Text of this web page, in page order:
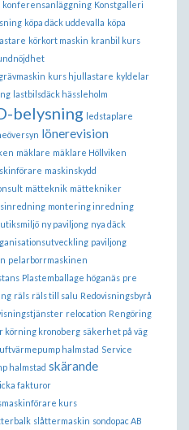
konferensanläggning Konstgalleri
köpa däck uddevalla köpa
körkort maskin kranbil kurs
kurs hjullastare kyldelar
lastbilsdäck hässleholm
belysning
ledstaplare
lönerevision
mäklare mäklare Höllviken
maskinskydd
mätteknik mättekniker
montering inredning
ny paviljong nya däck
paviljong
pelarborrmaskinen
Plastemballage höganäs pre
räls räls till salu Redovisningsbyrå
relocation Rengöring
körning kronoberg säkerhet på väg
halmstad Service
halmstad skärande
fakturor
kurs
slåttermaskin sondopac AB